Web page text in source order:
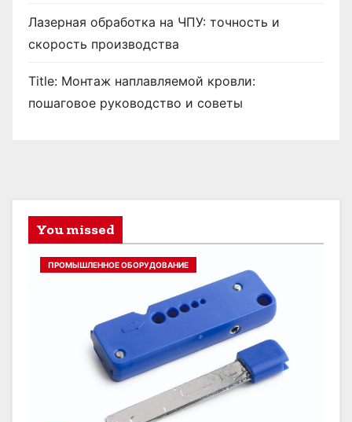
Лазерная обработка на ЧПУ: точность и
скорость производства
Title: Монтаж наплавляемой кровли:
пошаговое руководство и советы
You missed
ПРОМЫШЛЕННОЕ ОБОРУДОВАНИЕ